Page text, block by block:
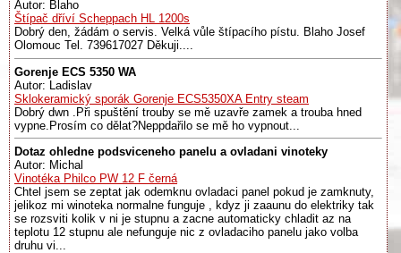
Autor: Blaho
Štípač dříví Scheppach HL 1200s
Dobrý den, žádám o servis. Velká vůle štípacího pístu. Blaho Josef
Olomouc Tel. 739617027 Děkuji....
Gorenje ECS 5350 WA
Autor: Ladislav
Sklokeramický sporák Gorenje ECS5350XA Entry steam
Dobrý dwn .Při spuštění trouby se mě uzavře zamek a trouba hned
vypne.Prosím co dělat?Neppdařilo se mě ho vypnout...
Dotaz ohledne podsviceneho panelu a ovladani vinoteky
Autor: Michal
Vinotéka Philco PW 12 F černá
Chtel jsem se zeptat jak odemknu ovladaci panel pokud je zamknuty,
jelikoz mi winoteka normalne funguje , kdyz ji zaaunu do elektriky tak
se rozsviti kolik v ni je stupnu a zacne automaticky chladit az na
teplotu 12 stupnu ale nefunguje nic z ovladaciho panelu jako volba
druhu vi...